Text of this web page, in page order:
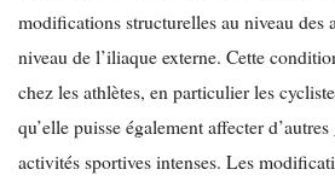
modifications structurelles au niveau des
niveau de l’iliaque externe. Cette
chez les athlètes, en particulier les
qu’elle puisse également affecter
activités sportives intenses. Les